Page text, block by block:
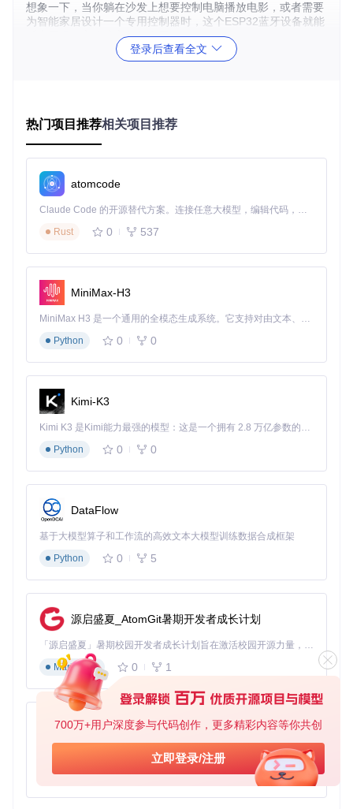
700万+用户深度参与代码创作，更多精彩内容等你共创
立即登录/注册
想象一下，当你躺在沙发上想要控制电脑播放电影，或者需要
为智能家居设计一个专用控制器时，这个ESP32蓝牙设备就能
派上用场。它的核心价值在于：
：仅需ESP32模块（约20-50元）即可实现商业
跨平台兼容：一次开发，多设备使用，无需担心系统兼容性
问题
开源社区支持：丰富的文档和活跃的开发者社区，遇到问题
能快速找到解决方案
绝佳入门案例，涵盖了硬件组装、固件烧录和基础编程等
知识点。
实践指南：三步完成你的蓝牙控制设备
第一步：准备开发环境
首先需要安装ESP-IDF开发框架，这是ESP32官方推荐的开发
cd
⚠️ 注意事项：克隆仓库时需要确保网络连接稳定，--recurs
ive参数会同时下载项目依赖的子模块。如果克隆过程中
第二步：编译固件
项目提供了简单的编译命令，无需深入了解代码细节：
编译过程可能需要几分钟时间，取决于电脑性能。如果出现编
译错误，可以检查ESP-IDF环境是否正确配置，或在项目GitH
ub仓库的Issues中搜索解决方案。
第三步：烧录到ESP32
将ESP32开发板通过USB连接到电脑，执行以下命令烧录固
# 替换(PORT)为实际串口，如COM3或/dev/ttyUSB0
烧录完成后，可以使用以下命令查看设备输出信息：
登录后查看全文
热门项目推荐相关项目推荐
atomcode
Claude Code 的开源替代方案。连接任意大模型，编辑代码，运行命令，自动验证 — 全自动执行。用 Rust 构建，极致性能。 ｜ An open-source alternative to Claude Code. Connect any LLM, edit code, run commands, and verify changes — autonomously. Built in Rust for speed. Get Started
Rust
0 537
MiniMax-H3
MiniMax H3 是一个通用的全模态生成系统。它支持对由文本、图像、视频和音频组成的多模态上下文进行统一理解，并能生成分辨率高达 2K、时长可达 15 秒的带原生立体声音频的视频。得益于面向任务泛化的系统设计，H3 在预训练阶段就已具备广泛的多模态上下文理解与生成能力，能够出色地执行复杂的多模态指令。
Python
0 0
Kimi-K3
Kimi K3 是Kimi能力最强的模型：这是一个拥有 2.8 万亿参数的混合专家（MoE）模型，具备原生视觉理解能力，并支持 100 万 token 的上下文窗口。
Python
0 0
DataFlow
基于大模型算子和工作流的高效文本大模型训练数据合成框架
Python
0 5
源启盛夏_AtomGit暑期开发者成长计划
「源启盛夏」暑期校园开发者成长计划旨在激活校园开源力量，通过积分激励、认证扶持、资源倾斜等形式，引导高校组织和开发者完成「入驻 — 建项目 — 做贡献 — 获认证 — 得资源」的完整闭环。无论你是想带领社团入驻平台的组织者，还是希望用代码贡献证明自己的开发者，都能在这里找到属于你的成长路径。
Markdown
0 1
py-xiaozhi
基于Python的Xiaozhi AI，适用于想要完整Xiaozhi体验而无需拥有专用硬件的用户。
Python
0 1